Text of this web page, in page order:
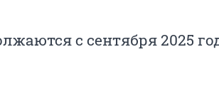
с сентября 2025